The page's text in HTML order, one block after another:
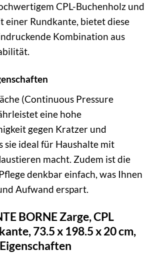
CPL-Buchenholz und
einer Rundkante, bietet diese
Kombination aus
(Continuous Pressure
eine hohe
gegen Kratzer und
sie ideal für Haushalte mit
macht. Zudem ist die
denkbar einfach, was Ihnen
Aufwand erspart.
BORNE Zarge, CPL
73.5 x 198.5 x 20 cm,